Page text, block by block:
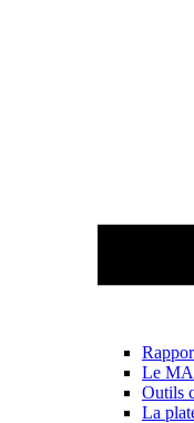
Le
Outils
La